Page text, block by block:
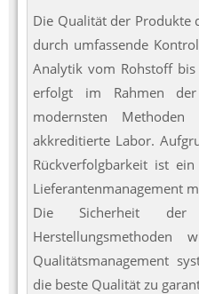
Die Qualität der Produkte
durch umfassende
Analytik vom Rohstoff
erfolgt im Rahmen der
modernsten
akkreditierte Labor.
Rückverfolgbarkeit ist
Lieferantenmanagement
Die Sicherheit
Qualitätsmanagement
die beste Qualität zu